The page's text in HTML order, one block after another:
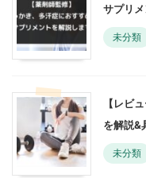
サプリ
未分類
【レビ
を解説&
未分類